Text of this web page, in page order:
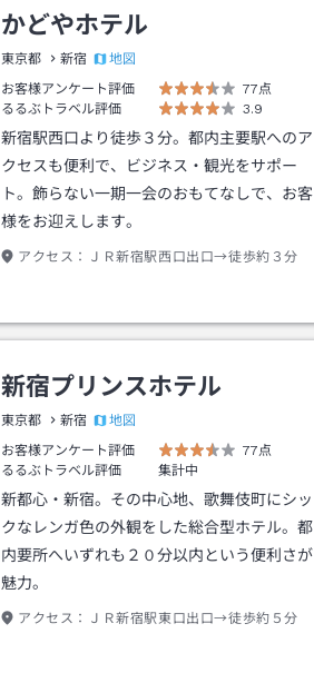
かどやホテル
東京都 新宿
地図
お客様アンケート評価
77点
るるぶトラベル評価
3.9
新宿駅西口より徒歩３分。都内主要駅へのア
クセスも便利で、ビジネス・観光をサポー
ト。飾らない一期一会のおもてなしで、お客
様をお迎えします。
アクセス： ＪＲ新宿駅西口出口→徒歩約３分
新宿プリンスホテル
東京都 新宿
地図
お客様アンケート評価
77点
るるぶトラベル評価
集計中
新都心・新宿。その中心地、歌舞伎町にシッ
クなレンガ色の外観をした総合型ホテル。都
内要所へいずれも２０分以内という便利さが
魅力。
アクセス： ＪＲ新宿駅東口出口→徒歩約５分